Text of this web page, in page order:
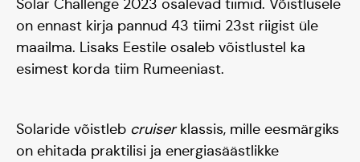
Solar Challenge 2023 osalevad tiimid. Võistlusele
on ennast kirja pannud 43 tiimi 23st riigist üle
maailma. Lisaks Eestile osaleb võistlustel ka
esimest korda tiim Rumeeniast.
Solaride võistleb cruiserklassis, mille eesmärgiks
on ehitada praktilisi ja energiasäästlikke